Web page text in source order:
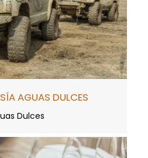
AGUAS DULCES
Dulces